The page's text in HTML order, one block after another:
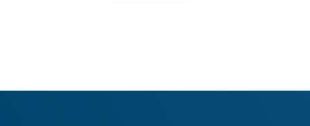
Das Ziel der Kennzahl der Anzahl